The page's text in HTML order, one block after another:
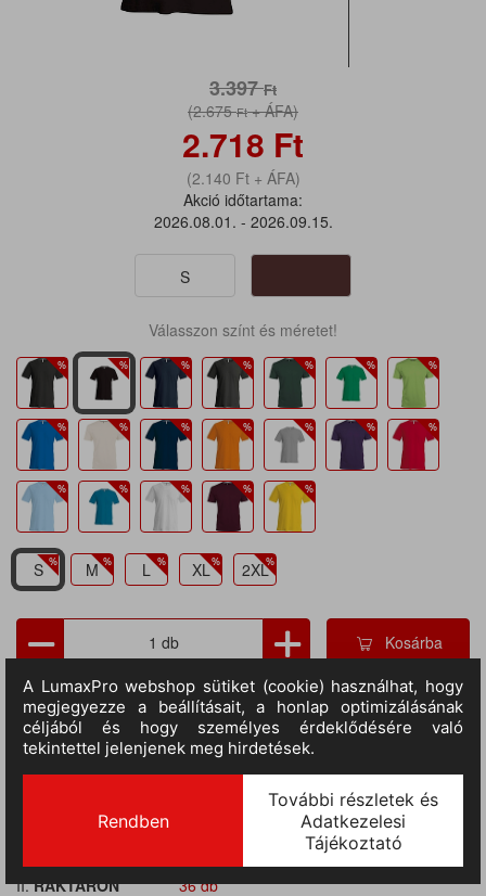
3.397Ft
(2.675Ft+ ÁFA)
2.718 Ft
(2.140 Ft+ ÁFA)
Akció időtartama:
2026.08.01. - 2026.09.15.
S
Válasszon színt és méretet!
S M L XL 2XL
Kosárba
TERMÉKADATOK
Cikkszám:
ka356co-s
M.egység:
db
Tulajdonságok:
O-nyakú, Slim fit, 180 gr/m2, Rövid ujjú
II.RAKTÁRON
36 db